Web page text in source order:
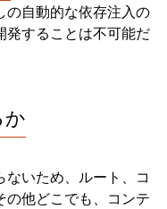
の自動的な依存注入の
発することは不可能だ
いため、ルート、コ
の他どこでも、コンテ